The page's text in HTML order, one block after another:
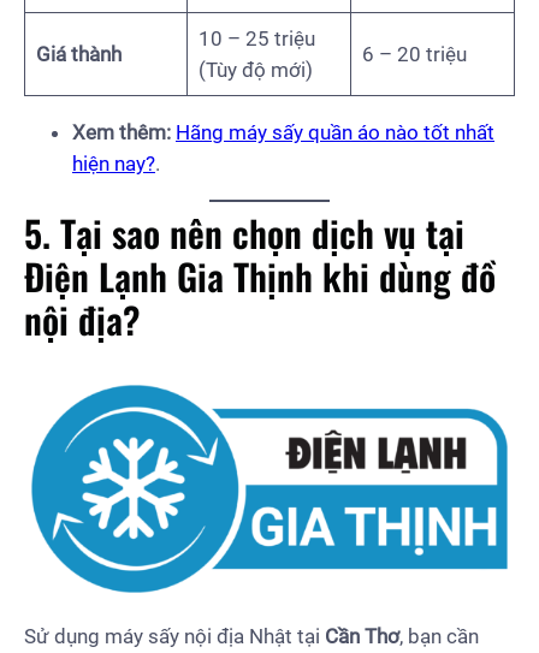
Giá thành
10 – 25 triệu
(Tùy độ mới)
6 – 20 triệu
Xem thêm: Hãng máy sấy quần áo nào tốt nhất
hiện nay?.
5. Tại sao nên chọn dịch vụ tại
Điện Lạnh Gia Thịnh khi dùng đồ
nội địa?
Sử dụng máy sấy nội địa Nhật tại Cần Thơ, bạn cần